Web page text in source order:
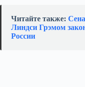
Читайте также:
Линдси Грэмом
России